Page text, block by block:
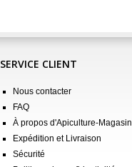
SERVICE CLIENT
Nous contacter
FAQ
À propos d'Apiculture-Magasin
Expédition et Livraison
Sécurité